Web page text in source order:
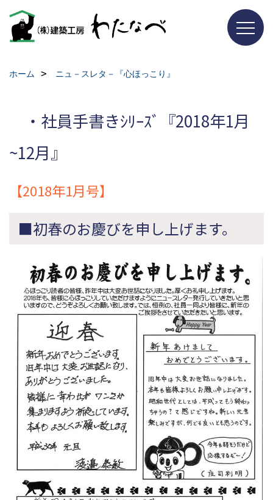
ホーム ニュ－スレタ－『心ほっこり』
・社員手書きｼﾘｰｽﾞ『2018年1月
~12月』
【2018年1月号】
■初春のお慶びを申し上げます。